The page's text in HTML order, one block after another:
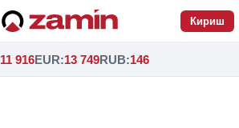
Кириш
11 916EUR:13 749RUB:146